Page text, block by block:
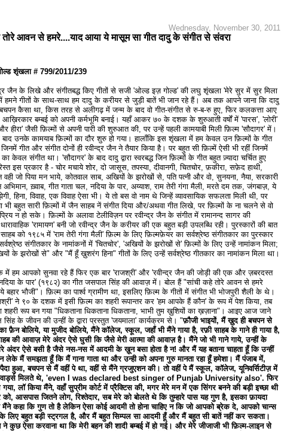
Wednesday, November 30, 2011
आवन से हमरे....याद आया ये मासूम सा गीत दादु के संगीत से संवरा
शृंखला # 799/2011/239
जैन के लिखे और संगीतबद्ध किए गीतों से सजी 'ओल्ड इज़ गोल्ड' की लघु शृंखला 'मेरे सुर में सुर मिला
हमने गीतों के साथ-साथ हम दादु के करीयर से जुड़ी बातें भी जान रहे हैं। अब तक आपने जाना कि दादु
कैसा था, किस तरह से अलीगढ़ में जन्म के बाद वो गीत-संगीत से रु-ब-रु हुए, फिर कलकत्ता आए
बम्बई को अपनी कर्मभूमि बनाई। यहाँ आकर ७० के दशक के शुरुआती वर्षों में 'पारस', 'लोरी'
हीरा' जैसी फ़िल्मों से अपनी पारी की शुरुआत की, पर उन्हें पहली कामयाबी मिली फ़िल्म 'सौदागर' में।
बाद उनके कामयाब फ़िल्मों का दौर शुरु हो गया। हालाँकि इस शृंखला में हम केवल उन फ़िल्मों के गीत
गीत और संगीत दोनों ही रवीन्द्र जैन ने तैयार किया है। पर बहुत सी फ़िल्में ऐसी भी रहीं जिनमें
केवल संगीत था। 'सौदागर' के बाद दादु द्वारा स्वरबद्ध जिन फ़िल्मों के गीत बहुत ज़्यादा चर्चित हुए
इस प्रकार है - चोर मचाये शोर, दो जासूस, तपस्या, दीवानगी, चितचोर, फ़कीरा, सफ़ेद हाथी,
वही जो पिया मन भाये, कोतवाल साब, अखियों के झरोखों से, पति पत्नी और वो, सुनयना, नैया, सरकारी
अभिमान, ख़्वाब, गीत गाता चल, नदिया के पार, अय्याश, राम तेरी गंगा मैली, मरते दम तक, जंगबाज़, ये
हिना, विवाह, एक विवाह ऐसा भी। ये तो बस वो नाम थे जिन्हें व्यावसायिक सफलता मिली थी, पर
भी बहुत सारी फ़िल्मों में जैन साहब नें संगीत दिया और/अथवा गीत लिखे, पर फ़िल्मों के ना चलने से वो
न हो सके। फ़िल्मों के अलावा टेलीविज़न पर रवीन्द्र जैन के संगीत में रामानन्द सागर की
धारावाहिक 'रामायण' बनी जो रवीन्द्र जैन के करीयर की एक बहुत बड़ी उपलब्धि रही। पुरस्कारों की बात
को १९८५ में 'राम तेरी गंगा मैली' फ़िल्म के लिए फ़िल्मफ़ेयर का सर्वश्रेष्ठ संगीतकार का पुरस्कार
संगीतकार के नामांकनों में 'चितचोर', 'अखियों के झरोखों से' फ़िल्मों के लिए उन्हें नामांकन मिला;
के झरोखों से" और "मैं हूँ ख़ुशरंग हिना" गीतों के लिए उन्हें सर्वश्रेष्ठ गीतकार का नामांकन मिला था।
आपको सुनवा रहे हैं फिर एक बार 'राजश्री' और 'रवीन्द्र जैन की जोड़ी की एक और ज़बरदस्त
के पार' (१९८२) का गीत जसपाल सिंह की आवाज़ में। बोल हैं "सांची कहे तोरे आवन से हमरे
भौजी"। फ़िल्म का पार्श्व ग्रामीण था, इसलिए फ़िल्म के गीतों में संगीत भी भोजपुरी शैली के थे।
ने ९० के दशक में इसी फ़िल्म का शहरी रूपान्तर कर 'हम आपके हैं कौन' के रूप में पेश किया, तब
शहरी रूप बन गया "धिकताना धिकताना धिकताना, भाभी तुम ख़ुशियों का ख़ज़ाना"। आइए आज जाने
सिंह के जीवन की उन्हीं के द्वारा प्रस्तुत 'जयमाला' कार्यक्रम से। "फ़ौजी भाइयों, मैं ख़ुद ही बचपन से
फ़ैन बोलिये, या मुजीद बोलिये, मैंने कॉलेज, स्कूल, जहाँ भी मैंने गाया है, रफ़ी साहब के गाने ही गाया है,
की आवाज़ मेरे अंदर ऐसे घुसी कि जैसे मेरी आत्मा की आवाज़ है। मैंने जो भी गाने गाये, उन्हीं के
अंदर ऐसे बसी है जैसे नस-नस में आदमी के ख़ून बसा होता है न! और मैं यह बताना चाहता हूँ कि उन्हीं
लेके मैं समझता हूँ कि मैं गाना गाता था और उन्ही को अपना गुरु मानता रहा हूँ हमेशा। मैं पंजाब में,
हुआ, बचपन से मैं वहीं पे था, वहीं से मैंने ग्रजुएशन की। तो वहीं पे मैं स्कूल, कॉलेज, यूनिवर्सिटीज़ में
मिलते थे, 'even I was declared best singer of Punjab University also'. फिर
लॉ किया मैंने, वहाँ सुप्रीम कोर्ट में प्रैक्टिस की, मगर मेरे मन में एक सिंगर बनने की बड़ी इच्छा थी
आसपास जितने लोग, रिश्तेदार, सब मेरे को बोलते थे कि तुम्हारे पास यह गुण है, इसका फ़ायदा
कहा कि गुण तो है लेकिन ऐसा कोई आदमी तो होना चाहिए न कि जो आपको ब्रेक दे, आपको चान्स
बहुत बड़ी स्ट्रगल है, और मैं बहुत सिम्पल सा आदमी हूँ और मैं बहुत सी बातें नहीं कर सकता।
कुछ ऐसा करवाना था कि मेरी बहन की शादी बम्बई में हो गई। और मेरे जीजाजी भी फ़िल्म-लाइन से